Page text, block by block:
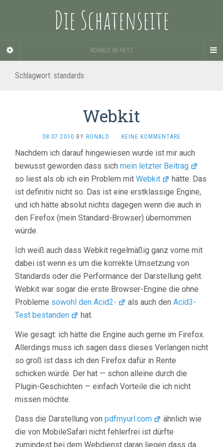
Die Schatenseite
RONALD IM NETZ
Schlagwort: standards
Webkit
08.07.2010 BY RONALD · KEINE KOMMENTARE
Nachdem ich darauf hingewiesen wurde ist mir auch
bewusst geworden dass sich mein letzter Beitrag
so liest als ob ich ein Problem mit Webkit
hätte. Das
ist definitiv nicht so. Das ist eine erstklassige Engine,
und ich hätte absolut nichts dagegen wenn die auch in
den Firefox (mein Standard-Browser) übernommen
würde.
Ich weiß auch dass Webkit regelmäßig ganz vorne mit
dabei ist wenn es um die korrekte Umsetzung von
Standards oder die Performance der Darstellung geht.
Webkit war sogar die erste Browser-Engine die ohne
Probleme sowohl den Acid2- als auch denAcid3-
Test bestanden
hat.
Wie gesagt: ich hätte die Engine auch gerne im Firefox.
Allerdings muss ich sagen dass dieses Verlangen nicht
so groß ist dass ich den Firefox dafür in Rente
schicken würde. Der hat — schon alleine durch die
Plugin-Geschichten — einfach Vorteile die ich nicht
missen möchte.
Dass die Darstellung von pdfmyurl.com
ähnlich wie
die von MobileSafari nicht fehlerfrei ist dürfte
zumindest bei dem Webdienst daran liegen dass da